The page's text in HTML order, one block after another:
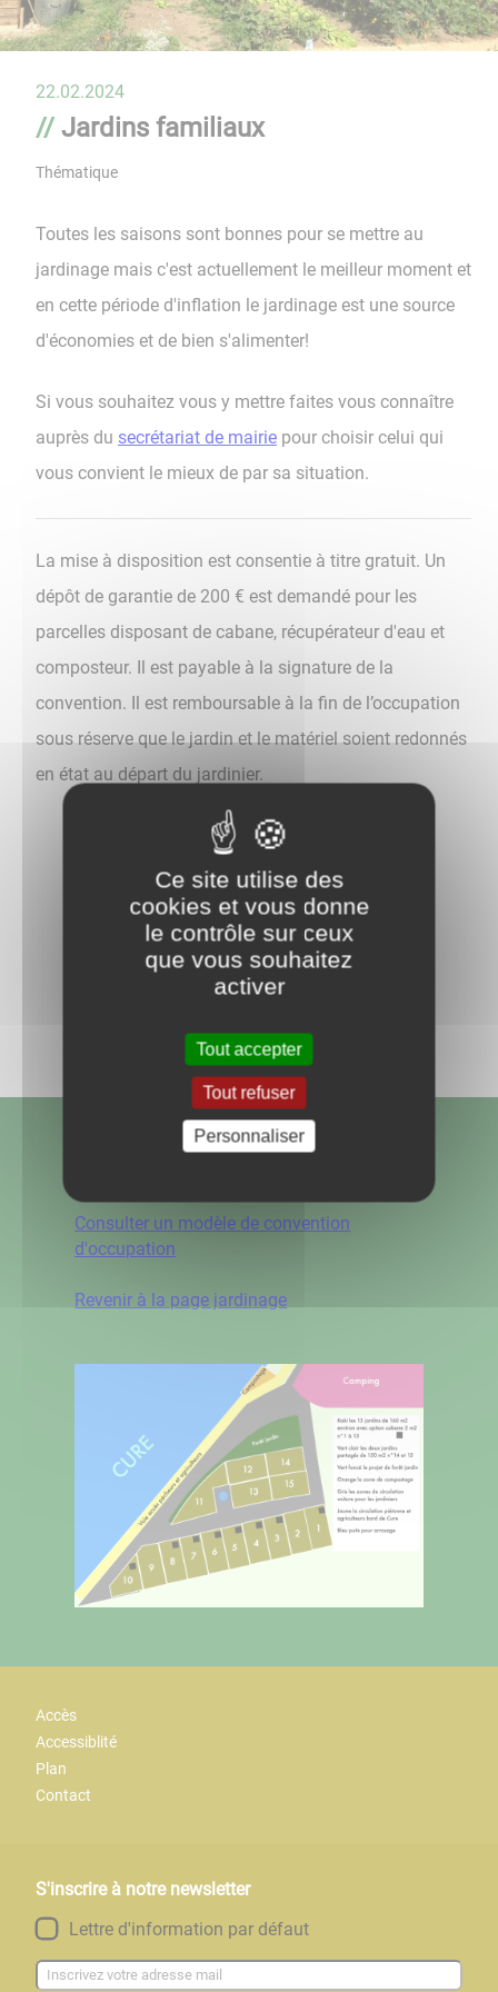
22.02.2024
Jardins familiaux
Thématique
Toutes les saisons sont bonnes pour se mettre au
jardinage mais c'est actuellement le meilleur moment et
en cette période d'inflation le jardinage est une source
d'économies et de bien s'alimenter!
Si vous souhaitez vous y mettre faites vous connaître
auprès du secrétariat de mairie pour choisir celui qui
vous convient le mieux de par sa situation.
La mise à disposition est consentie à titre gratuit. Un
dépôt de garantie de 200 € est demandé pour les
parcelles disposant de cabane, récupérateur d'eau et
composteur. Il est payable à la signature de la
convention. Il est remboursable à la fin de l’occupation
sous réserve que le jardin et le matériel soient redonnés
en état au départ du jardinier.
Retour aux actualités
Consulter un modèle de règlement
Consulter un modèle de convention
d'occupation
Revenir à la page jardinage
Accès
Accessiblité
Plan
Contact
S'inscrire à notre newsletter
Lettre d'information par défaut
Ce site utilise des
cookies et vous donne
le contrôle sur ceux
que vous souhaitez
activer
Tout accepter
Tout refuser
Personnaliser